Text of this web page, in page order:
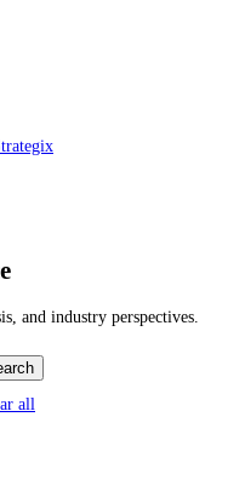
and industry perspectives.
all